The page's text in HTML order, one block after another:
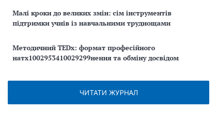
Малі кроки до великих змін: сім інструментів
підтримки учнів із навчальними труднощами
Методичний TEDx: формат професійного
натх1002953410029299нення та обміну досвідом
ЧИТАТИ ЖУРНАЛ